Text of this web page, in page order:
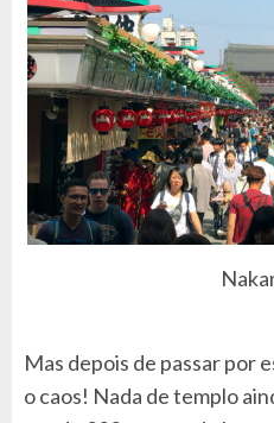
Mas depois de passar por
o caos! Nada de templo